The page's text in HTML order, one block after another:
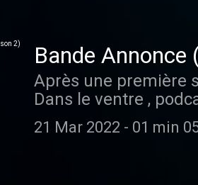
inaugurée avec
restaurant La Boule
Visitez acast.com/
Bande Annonce
Après une première
Dans le ventre ,
partie la plus intime
parler de ce que l'on
21 Mar 2022 - 01 min